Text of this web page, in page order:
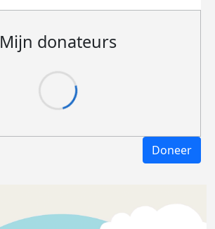
Mijn donateurs
Doneer